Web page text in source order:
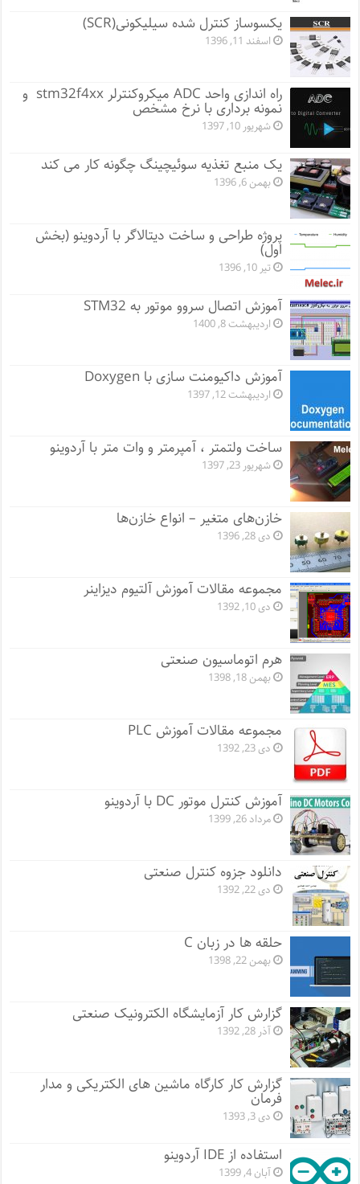
یکسوساز کنترل شده سیلیکونی(SCR)
اسفند 11, 1396
راه اندازی واحد ADC میکروکنترلر stm32f4xx و
نمونه برداری با نرخ مشخص
شهریور 10, 1397
یک منبع تغذیه سوئیچینگ چگونه کار می کند
بهمن 6, 1396
پروژه طراحی و ساخت دیتالاگر با آردوینو (بخش
اول)
تیر 10, 1396
آموزش اتصال سروو موتور به STM32
اردیبهشت 8, 1400
آموزش داکیومنت سازی با Doxygen
اردیبهشت 12, 1397
ساخت ولتمتر ، آمپرمتر و وات متر با آردوینو
شهریور 23, 1397
خازن‌های متغیر – انواع خازن‌ها
دی 28, 1396
مجموعه مقالات آموزش آلتیوم دیزاینر
دی 10, 1392
هرم اتوماسیون صنعتی
بهمن 18, 1398
مجموعه مقالات آموزش PLC
دی 23, 1392
آموزش کنترل موتور DC با آردوینو
مرداد 26, 1399
دانلود جزوه کنترل صنعتی
دی 22, 1392
حلقه ها در زبان C
بهمن 22, 1398
گزارش کار آزمایشگاه الکترونیک صنعتی
آذر 28, 1392
گزارش کار کارگاه ماشین های الکتریکی و مدار
فرمان
دی 3, 1393
استفاده از IDE آردوینو
آبان 4, 1399